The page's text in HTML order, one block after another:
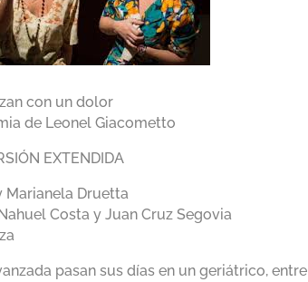
con un dolor
de Leonel Giacometto
EXTENDIDA
Marianela Druetta
Costa y Juan Cruz Segovia
pasan sus días en un geriátrico, entre